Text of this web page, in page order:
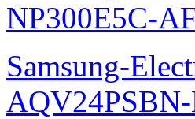
NP300E5C-
Samsung-